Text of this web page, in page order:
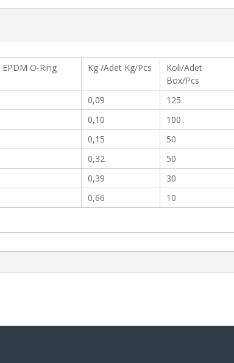
O-Ring
Kg /Adet Kg/Pcs
Koli/Adet
Box/Pcs
0,09 125
0,10 100
0,15 50
0,32 50
0,39 30
0,66 10